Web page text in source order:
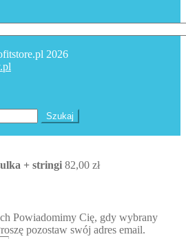
2026
Szukaj
+ stringi 82,00 zł
Powiadomimy Cię, gdy wybrany
pozostaw swój adres email.